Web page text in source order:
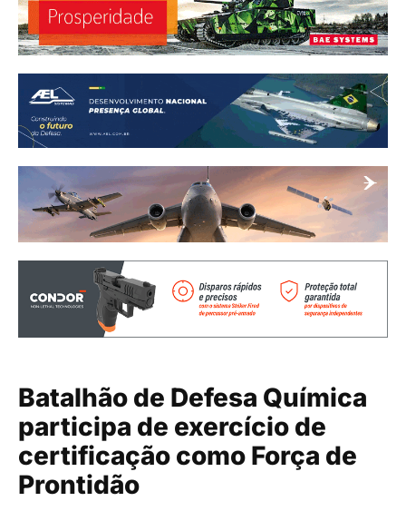
Batalhão de Defesa Química
participa de exercício de
certificação como Força de
Prontidão